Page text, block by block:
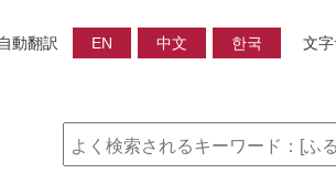
動翻訳 EN 中文 한국 文